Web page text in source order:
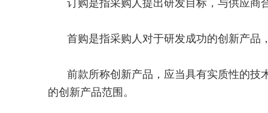
订购是指采购人提出研发目标，与供应商
首购是指采购人对于研发成功的创新产品
前款所称创新产品，应当具有实质性的技
的创新产品范围。